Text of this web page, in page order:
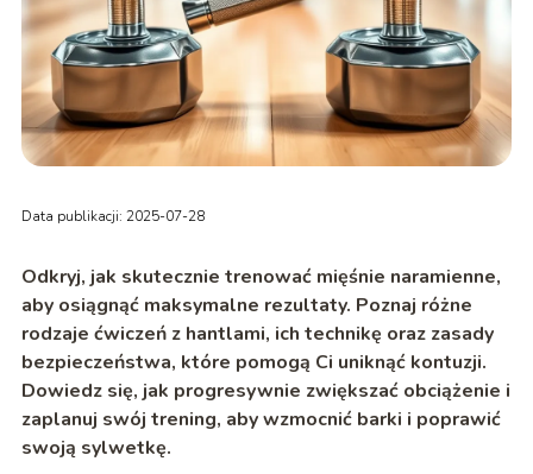
Data publikacji: 2025-07-28
Odkryj, jak skutecznie trenować mięśnie naramienne,
aby osiągnąć maksymalne rezultaty. Poznaj różne
rodzaje ćwiczeń z hantlami, ich technikę oraz zasady
bezpieczeństwa, które pomogą Ci uniknąć kontuzji.
Dowiedz się, jak progresywnie zwiększać obciążenie i
zaplanuj swój trening, aby wzmocnić barki i poprawić
swoją sylwetkę.